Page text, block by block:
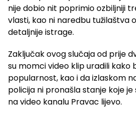
nije dobio nit poprimio ozbiljniji
vlasti, kao ni naredbu tužilaštva
detaljnije istrage.
Zaključak ovog slučaja od prije
su momci video klip uradili kako
popularnost, kao i da izlaskom
policija ni pronašla stanje koje
na video kanalu Pravac lijevo.